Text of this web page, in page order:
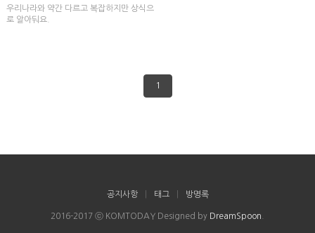
우리나라와 약간 다르고 복잡하지만 상식으
로 알아둬요.
1
공지사항 태그 방명록
2016-2017 ⓒ KOMTODAY Designed by DreamSpoon